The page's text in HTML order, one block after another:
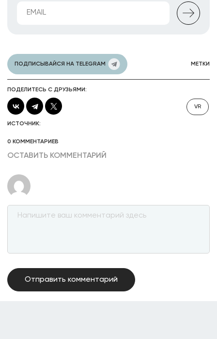
ПОДПИСЫВАЙСЯ НА TELEGRAM МЕТКИ
ПОДЕЛИТЕСЬ С ДРУЗЬЯМИ:
VR
ИСТОЧНИК:
0 КОММЕНТАРИЕВ
ОСТАВИТЬ КОММЕНТАРИЙ